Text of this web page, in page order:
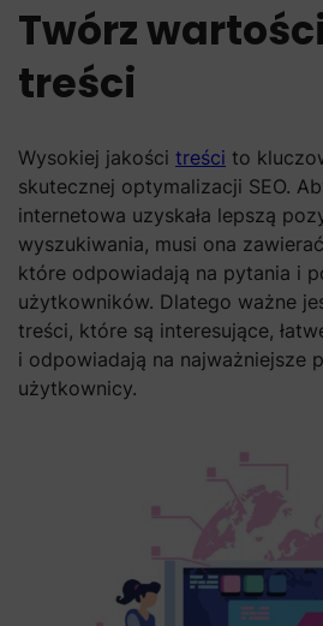
Twórz
treści
Wysokiej jakości treści to
skutecznej optymalizacji SEO.
internetowa uzyskała lepszą
wyszukiwania, musi ona
które odpowiadają na pytania i
użytkowników. Dlatego ważne
treści, które są interesujące,
i odpowiadają na najważniejsze
użytkownicy.